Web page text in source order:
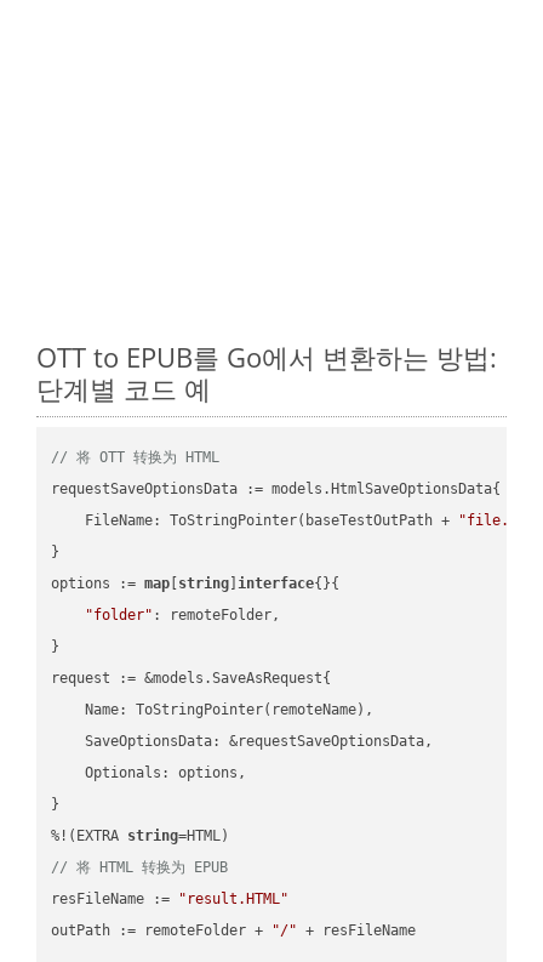
OTT to EPUB를 Go에서 변환하는 방법:
단계별 코드 예
// 将 OTT 转换为 HTML
requestSaveOptionsData := models.HtmlSaveOptionsData{
    FileName: ToStringPointer(baseTestOutPath +
"file.OTT"
}
options := map string ]interface{}{
"folder" : remoteFolder,
}
request := &models.SaveAsRequest{
    Name: ToStringPointer(remoteName),
    SaveOptionsData: &requestSaveOptionsData,
    Optionals: options,
}
%!(EXTRA string
// 将 HTML 转换为 EPUB
resFileName :=
"result.HTML"
outPath := remoteFolder +
"/" + resFileName